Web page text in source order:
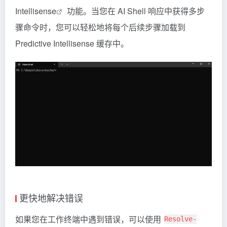
Intellisense
功能。当您在 AI Shell 响应中获得多步
骤命令时，您可以轻松地将每个后续步骤加载到
Predictive Intellisense 缓存中。
更快地解决错误
如果您在工作终端中遇到错误，可以使用 Resolve-